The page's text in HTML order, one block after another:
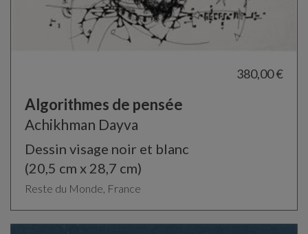
380,00 €
Algorithmes de pensée
Achikhman Dayva
Dessin visage noir et blanc
(20,5 cm x 28,7 cm)
Reste du Monde, France